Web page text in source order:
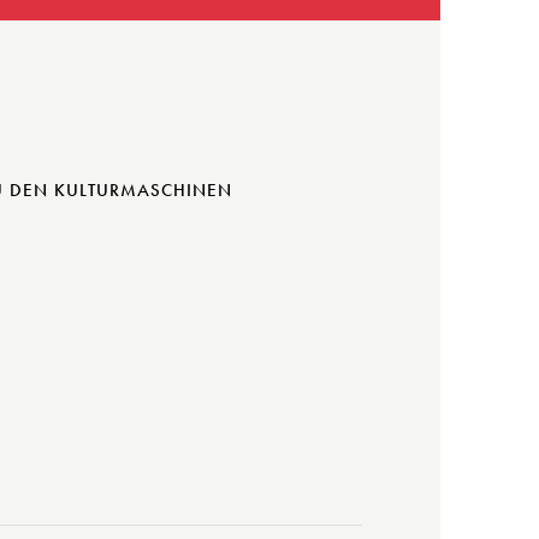
DEN KULTURMASCHINEN